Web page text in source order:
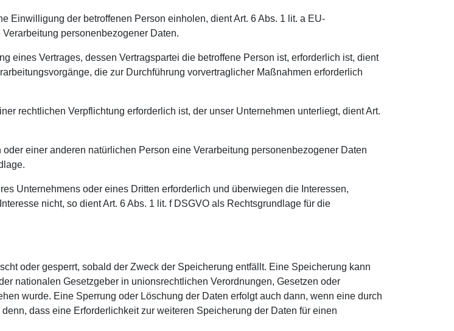
Einwilligung der betroffenen Person einholen, dient Art. 6 Abs. 1 lit. a EU-
personenbezogener Daten.
eines Vertrages, dessen Vertragspartei die betroffene Person ist, erforderlich ist, dient
die zur Durchführung vorvertraglicher Maßnahmen erforderlich
rechtlichen Verpflichtung erforderlich ist, der unser Unternehmen unterliegt, dient Art.
einer anderen natürlichen Person eine Verarbeitung personenbezogener Daten
Unternehmens oder eines Dritten erforderlich und überwiegen die Interessen,
nicht, so dient Art. 6 Abs. 1 lit. f DSGVO als Rechtsgrundlage für die
oder gesperrt, sobald der Zweck der Speicherung entfällt. Eine Speicherung kann
nationalen Gesetzgeber in unionsrechtlichen Verordnungen, Gesetzen oder
wurde. Eine Sperrung oder Löschung der Daten erfolgt auch dann, wenn eine durch
dass eine Erforderlichkeit zur weiteren Speicherung der Daten für einen